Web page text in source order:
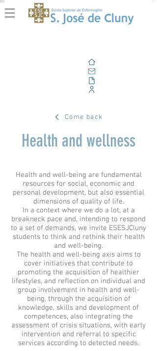
Come back
Health and wellness
Health and well-being are fundamental
resources for social, economic and
personal development, but also essential
dimensions of quality of life.
In a context where we do a lot, at a
breakneck pace and, intending to respond
to a set of demands, we invite ESESJCluny
students to think and rethink their health
and well-being.
The health and well-being axis aims to
cover initiatives that contribute to
promoting the acquisition of healthier
lifestyles, and reflection on individual and
group involvement in health and well-
being, through the acquisition of
knowledge, skills and development of
competences, also integrating the
assessment of crisis situations, with early
intervention and referral to specific
services according to detected needs.